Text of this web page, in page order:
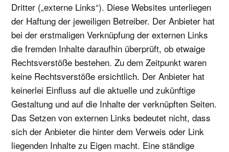
Dritter („externe Links“). Diese Websites unterliegen
der Haftung der jeweiligen Betreiber. Der Anbieter hat
bei der erstmaligen Verknüpfung der externen Links
die fremden Inhalte daraufhin überprüft, ob etwaige
Rechtsverstöße bestehen. Zu dem Zeitpunkt waren
keine Rechtsverstöße ersichtlich. Der Anbieter hat
keinerlei Einfluss auf die aktuelle und zukünftige
Gestaltung und auf die Inhalte der verknüpften Seiten.
Das Setzen von externen Links bedeutet nicht, dass
sich der Anbieter die hinter dem Verweis oder Link
liegenden Inhalte zu Eigen macht. Eine ständige